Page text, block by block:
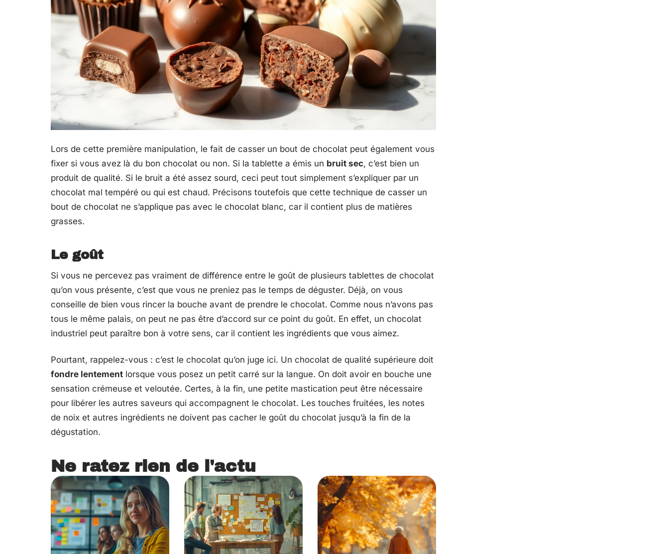
Lors de cette première manipulation, le fait de casser un bout de chocolat peut également vous
fixer si vous avez là du bon chocolat ou non. Si la tablette a émis un bruit sec, c’est bien un
produit de qualité. Si le bruit a été assez sourd, ceci peut tout simplement s’expliquer par un
chocolat mal tempéré ou qui est chaud. Précisons toutefois que cette technique de casser un
bout de chocolat ne s’applique pas avec le chocolat blanc, car il contient plus de matières
grasses.
Le goût
Si vous ne percevez pas vraiment de différence entre le goût de plusieurs tablettes de chocolat
qu’on vous présente, c’est que vous ne preniez pas le temps de déguster. Déjà, on vous
conseille de bien vous rincer la bouche avant de prendre le chocolat. Comme nous n’avons pas
tous le même palais, on peut ne pas être d’accord sur ce point du goût. En effet, un chocolat
industriel peut paraître bon à votre sens, car il contient les ingrédients que vous aimez.
Pourtant, rappelez-vous : c’est le chocolat qu’on juge ici. Un chocolat de qualité supérieure doit
fondre lentement lorsque vous posez un petit carré sur la langue. On doit avoir en bouche une
sensation crémeuse et veloutée. Certes, à la fin, une petite mastication peut être nécessaire
pour libérer les autres saveurs qui accompagnent le chocolat. Les touches fruitées, les notes
de noix et autres ingrédients ne doivent pas cacher le goût du chocolat jusqu’à la fin de la
dégustation.
Ne ratez rien de l'actu